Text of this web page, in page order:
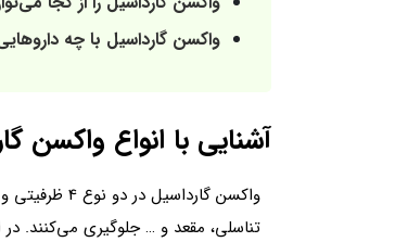
واکسن گارداسیل با چه
آشنایی با انواع واکسن
تناسلی، مقعد و … جلوگیری می‌کنند.